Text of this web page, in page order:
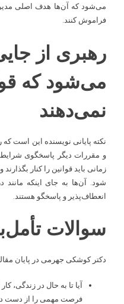
می‌شود که آن‌ها هدف اصلی
فراموش کنند.
رهبری از
می‌شود که
نمی‌دهند
نکته پایانی نویسنده این است
و مقررات دیگر پاسخگوی شرایط
زمانی باید قوانین را کنار
شود. آن‌ها به جای اینکه مانند
انعطاف‌پذیر و پاسخگو هستند.
سوالات
دکتر کوشکی جهرمی در پایان
آیا تا به حال در زندگی،
فرصت مهمی را از دست